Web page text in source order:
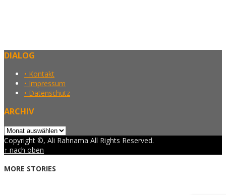
DIALOG
• Kontakt
• Impressum
• Datenschutz
ARCHIV
Archiv
Copyright ©, Ali Rahnama All Rights Reserved.
↑ nach oben
MORE STORIES